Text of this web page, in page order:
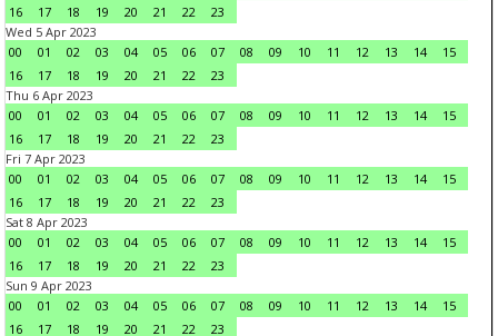
16
17 18 19 20 21 22
23
Wed 5 Apr 2023
00
01 02 03 04 05 06 07 08 09 10 11 12 13 14
15
16
17 18 19 20 21 22
23
Thu 6 Apr 2023
00
01 02 03 04 05 06 07 08 09 10 11 12 13 14
15
16
17 18 19 20 21 22
23
Fri 7 Apr 2023
00
01 02 03 04 05 06 07 08 09 10 11 12 13 14
15
16
17 18 19 20 21 22
23
Sat 8 Apr 2023
00
01 02 03 04 05 06 07 08 09 10 11 12 13 14
15
16
17 18 19 20 21 22
23
Sun 9 Apr 2023
00
01 02 03 04 05 06 07 08 09 10 11 12 13 14
15
16
17 18 19 20 21 22
23